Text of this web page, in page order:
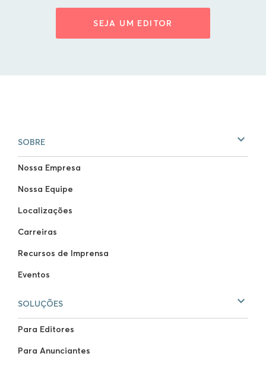
SEJA UM EDITOR
SOBRE
Nossa Empresa
Nossa Equipe
Localizações
Carreiras
Recursos de Imprensa
Eventos
SOLUÇÕES
Para Editores
Para Anunciantes